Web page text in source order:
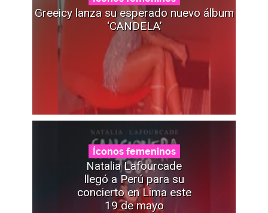
Greeicy lanza su esperado nuevo álbum
‘CANDELA’
Íconos femeninos
Natalia Lafourcade
llegó a Perú para su
concierto en Lima este
19 de mayo